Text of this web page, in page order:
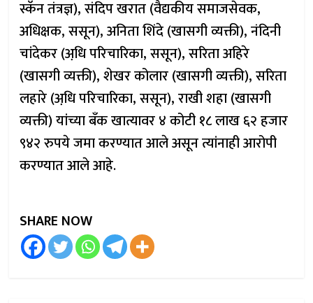
स्कॅन तंत्रज्ञ), संदिप खरात (वैद्यकीय समाजसेवक,
अधिक्षक, ससून), अनिता शिंदे (खासगी व्यक्ती), नंदिनी
चांदेकर (अधि़ परिचारिका, ससून), सरिता अहिरे
(खासगी व्यक्ती), शेखर कोलार (खासगी व्यक्ती), सरिता
लहारे (अधि़ परिचारिका, ससून), राखी शहा (खासगी
व्यक्ती) यांच्या बँक खात्यावर ४ कोटी १८ लाख ६२ हजार
९४२ रुपये जमा करण्यात आले असून त्यांनाही आरोपी
करण्यात आले आहे.
SHARE NOW